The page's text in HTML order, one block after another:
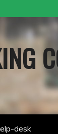
desk